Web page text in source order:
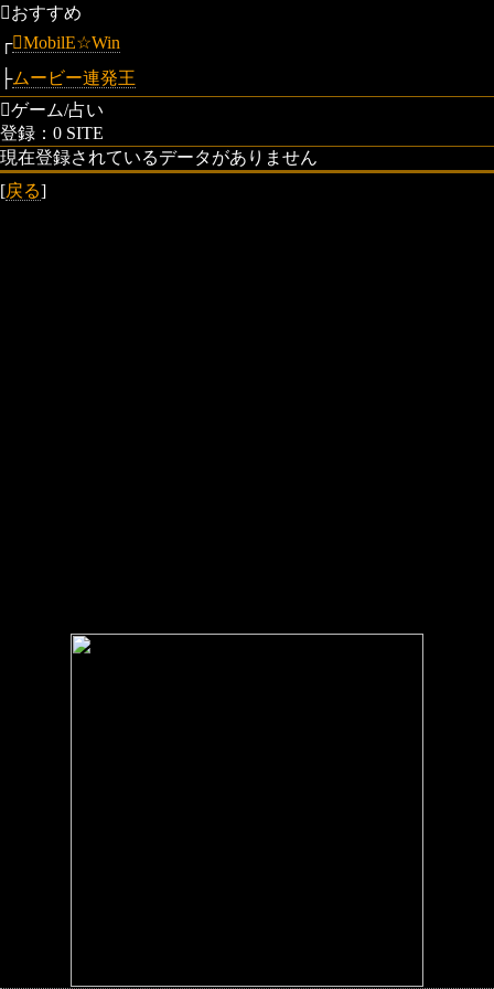
おすすめ
┌MobilE☆Win
├ムービー連発王
ゲーム/占い
登録：0 SITE
現在登録されているデータがありません
[戻る]